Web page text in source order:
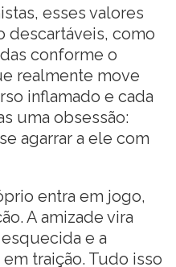
esses valores
descartáveis, como
conforme o
realmente move
inflamado e cada
uma obsessão:
agarrar a ele com
entra em jogo,
A amizade vira
e a
traição. Tudo isso